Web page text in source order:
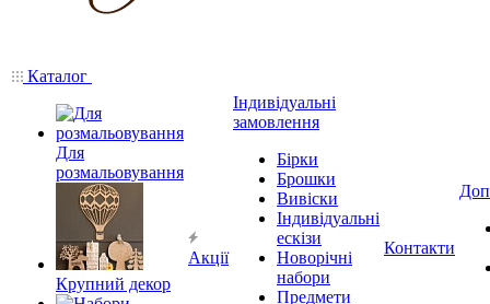
Каталог
Для
розмальовування
Крупний декор
Акції
Індивідуальні
замовлення
Бірки
Брошки
Вивіски
Індивідуальні
ескізи
Новорічні
набори
Предмети
Контакти